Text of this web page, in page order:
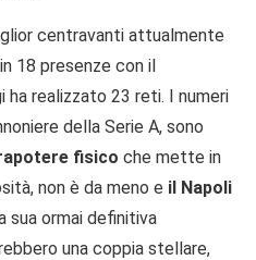
centravanti attualmente
18 presenze con il
realizzato 23 reti. I numeri
della Serie A, sono
fisico che mette in
non è da meno e il Napoli
sua ormai definitiva
una coppia stellare,